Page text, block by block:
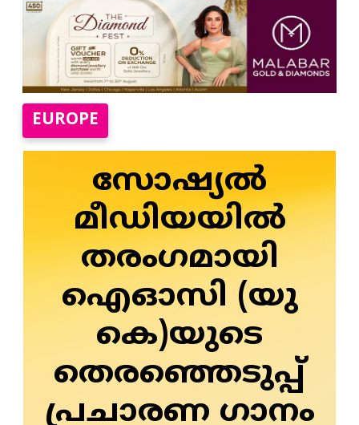
EUROPE
സോഷ്യല്‍
മീഡിയയില്‍
തരംഗമായി
ഐഓസി (യു
കെ)യുടെ
തെരഞ്ഞെടുപ്പ്
പ്രചാരണ ഗാനം